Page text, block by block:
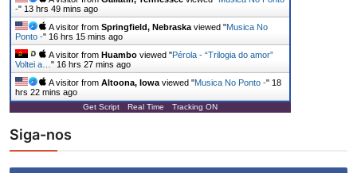
-" 13 hrs 49 mins ago
A visitor from Springfield, Nebraska viewed "Musica No
Ponto -" 16 hrs 15 mins ago
A visitor from Huambo viewed "Pérola - “Trilogia do amor”
Voltei a… " 16 hrs 27 mins ago
A visitor from Altoona, Iowa viewed "Musica No Ponto -" 18
hrs 22 mins ago
Get Script Real Time Tracking ON
Siga-nos